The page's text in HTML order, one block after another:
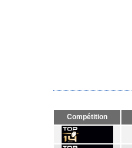
Compétition